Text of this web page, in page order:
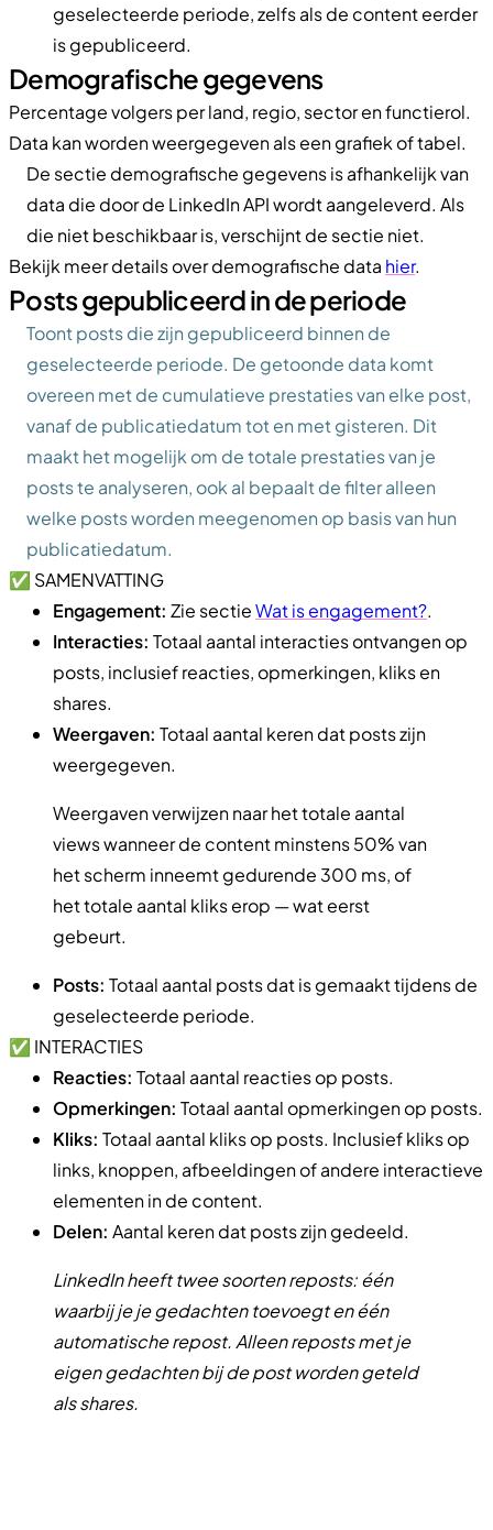
geselecteerde periode, zelfs als de content eerder
is gepubliceerd.
Demografische gegevens
Percentage volgers per land, regio, sector en functierol.
Data kan worden weergegeven als een grafiek of tabel.
De sectie demografische gegevens is afhankelijk van
data die door de LinkedIn API wordt aangeleverd. Als
die niet beschikbaar is, verschijnt de sectie niet.
Bekijk meer details over demografische data hier.
Posts gepubliceerd in de periode
Toont posts die zijn gepubliceerd binnen de
geselecteerde periode. De getoonde data komt
overeen met de cumulatieve prestaties van elke post,
vanaf de publicatiedatum tot en met gisteren. Dit
maakt het mogelijk om de totale prestaties van je
posts te analyseren, ook al bepaalt de filter alleen
welke posts worden meegenomen op basis van hun
publicatiedatum.
✅ SAMENVATTING
Engagement: Zie sectieWat is engagement?.
Interacties: Totaal aantal interacties ontvangen op
posts, inclusief reacties, opmerkingen, kliks en
shares.
Weergaven: Totaal aantal keren dat posts zijn
weergegeven.
Weergaven verwijzen naar het totale aantal
views wanneer de content minstens 50% van
het scherm inneemt gedurende 300 ms, of
het totale aantal kliks erop — wat eerst
gebeurt.
Posts: Totaal aantal posts dat is gemaakt tijdens de
geselecteerde periode.
✅ INTERACTIES
Reacties: Totaal aantal reacties op posts.
Opmerkingen: Totaal aantal opmerkingen op posts.
Kliks: Totaal aantal kliks op posts. Inclusief kliks op
links, knoppen, afbeeldingen of andere interactieve
elementen in de content.
Delen: Aantal keren dat posts zijn gedeeld.
LinkedIn heeft twee soorten reposts: één
waarbij je je gedachten toevoegt en één
automatische repost. Alleen reposts met je
eigen gedachten bij de post worden geteld
als shares.